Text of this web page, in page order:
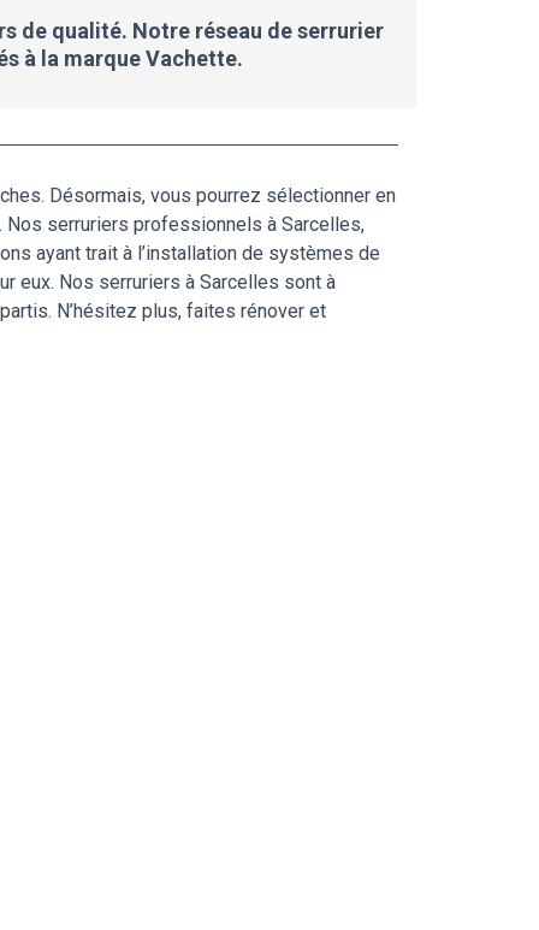
de qualité. Notre réseau de serrurier
à la marque Vachette.
Désormais, vous pourrez sélectionner en
serruriers professionnels à Sarcelles,
ayant trait à l’installation de systèmes de
eux. Nos serruriers à Sarcelles sont à
N’hésitez plus, faites rénover et